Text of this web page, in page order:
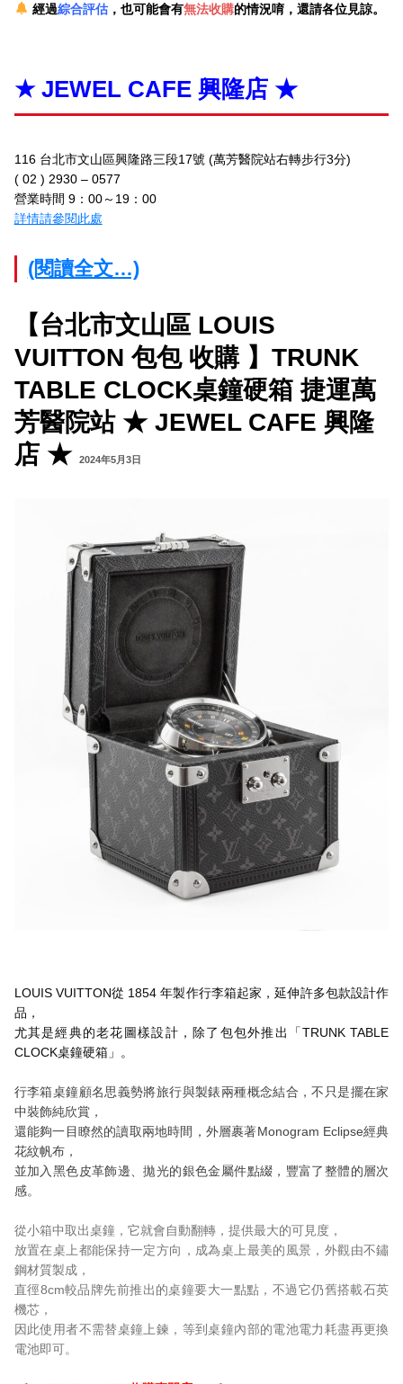
經過綜合評估，也可能會有無法收購的情況唷，還請各位見諒。
★ JEWEL CAFE 興隆店 ★
116 台北市文山區興隆路三段17號 (萬芳醫院站右轉步行3分)
( 02 ) 2930 – 0577
營業時間 9：00～19：00
詳情請參閱此處
(閱讀全文…)
【台北市文山區 LOUIS
VUITTON 包包 收購 】TRUNK
TABLE CLOCK桌鐘硬箱 捷運萬
芳醫院站 ★ JEWEL CAFE 興隆
店 ★
2024年5月3日
LOUIS VUITTON從 1854 年製作行李箱起家，延伸許多包款設計作
品，
尤其是經典的老花圖樣設計，除了包包外推出「TRUNK TABLE
CLOCK桌鐘硬箱」。
行李箱桌鐘顧名思義勢將旅行與製錶兩種概念結合，不只是擺在家
中裝飾純欣賞，
還能夠一目瞭然的讀取兩地時間，外層裹著Monogram Eclipse經典
花紋帆布，
並加入黑色皮革飾邊、拋光的銀色金屬件點綴，豐富了整體的層次
感。
從小箱中取出桌鐘，它就會自動翻轉，提供最大的可見度，
放置在桌上都能保持一定方向，成為桌上最美的風景，外觀由不鏽
鋼材質製成，
直徑8cm較品牌先前推出的桌鐘要大一點點，不過它仍舊搭載石英
機芯，
因此使用者不需替桌鐘上鍊，等到桌鐘內部的電池電力耗盡再更換
電池即可。